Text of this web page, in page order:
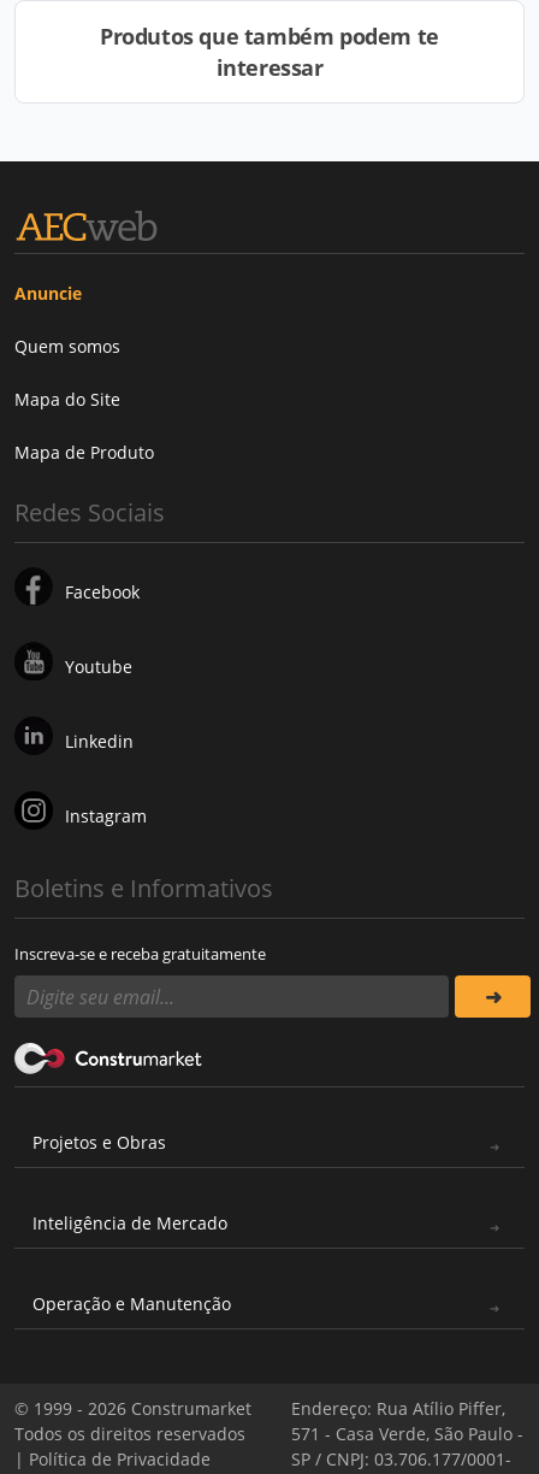
Produtos que também podem te
interessar
Anuncie
Quem somos
Mapa do Site
Mapa de Produto
Redes Sociais
Facebook
Youtube
Linkedin
Instagram
Boletins e Informativos
Inscreva-se e receba gratuitamente
Projetos e Obras
Inteligência de Mercado
Operação e Manutenção
© 1999 - 2026 Construmarket
Todos os direitos reservados
| Política de Privacidade
Endereço: Rua Atílio Piffer,
571 - Casa Verde, São Paulo -
SP / CNPJ: 03.706.177/0001-